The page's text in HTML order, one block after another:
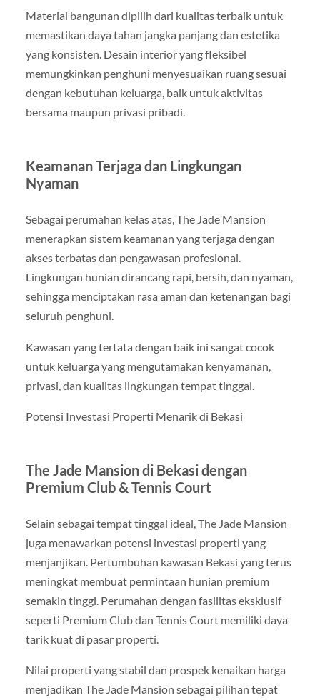
Material bangunan dipilih dari kualitas terbaik untuk
memastikan daya tahan jangka panjang dan estetika
yang konsisten. Desain interior yang fleksibel
memungkinkan penghuni menyesuaikan ruang sesuai
dengan kebutuhan keluarga, baik untuk aktivitas
bersama maupun privasi pribadi.
Keamanan Terjaga dan Lingkungan
Nyaman
Sebagai perumahan kelas atas, The Jade Mansion
menerapkan sistem keamanan yang terjaga dengan
akses terbatas dan pengawasan profesional.
Lingkungan hunian dirancang rapi, bersih, dan nyaman,
sehingga menciptakan rasa aman dan ketenangan bagi
seluruh penghuni.
Kawasan yang tertata dengan baik ini sangat cocok
untuk keluarga yang mengutamakan kenyamanan,
privasi, dan kualitas lingkungan tempat tinggal.
Potensi Investasi Properti Menarik di Bekasi
The Jade Mansion di Bekasi dengan
Premium Club & Tennis Court
Selain sebagai tempat tinggal ideal, The Jade Mansion
juga menawarkan potensi investasi properti yang
menjanjikan. Pertumbuhan kawasan Bekasi yang terus
meningkat membuat permintaan hunian premium
semakin tinggi. Perumahan dengan fasilitas eksklusif
seperti Premium Club dan Tennis Court memiliki daya
tarik kuat di pasar properti.
Nilai properti yang stabil dan prospek kenaikan harga
menjadikan The Jade Mansion sebagai pilihan tepat